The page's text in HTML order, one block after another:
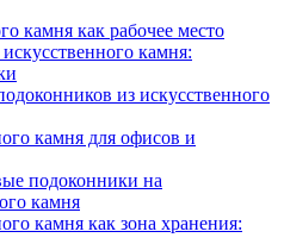
камня как рабочее место
камня:
из искусственного
камня для офисов и
подоконники на
камня
камня как зона хранения: